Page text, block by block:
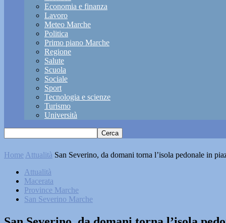
Economia e finanza
Lavoro
Meteo Marche
Politica
Primo piano Marche
Regione
Salute
Scuola
Sociale
Sport
Tecnologia e scienze
Turismo
Università
Home Attualità San Severino, da domani torna l’isola pedonale in
Attualità
Macerata
Province Marche
San Severino Marche